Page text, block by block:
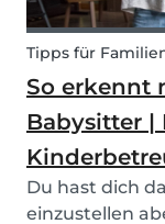
Tipps für
So erkennt
Babysitter |
Du hast dich
einzustellen